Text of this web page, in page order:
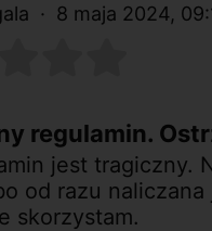
8 maja 2024,
regulamin.
jest tragiczny.
od razu naliczana
skorzystam.